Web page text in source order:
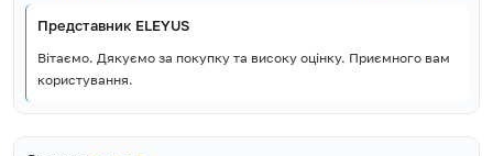
Представник ELEYUS
Вітаємо. Дякуємо за покупку та високу оцінку. Приємного вам
користування.